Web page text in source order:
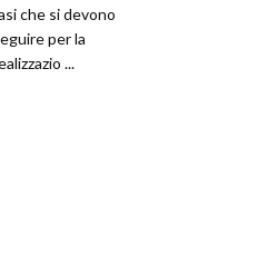
che si devono
per la
...